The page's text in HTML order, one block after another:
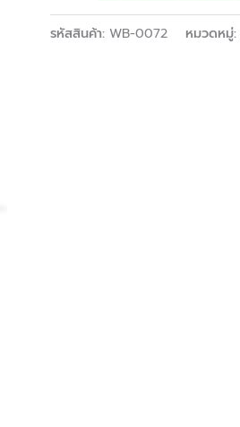
รหัสสินค้า: WB-0072 หมวดหมู่: